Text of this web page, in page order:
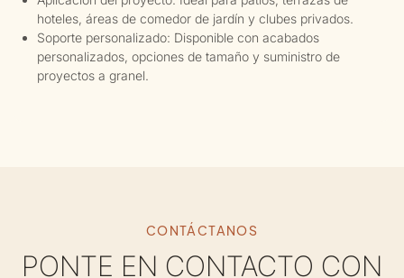
hoteles, áreas de comedor de jardín y clubes privados.
Soporte personalizado: Disponible con acabados
personalizados, opciones de tamaño y suministro de
proyectos a granel.
CONTÁCTANOS
PONTE EN CONTACTO CON